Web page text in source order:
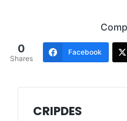
0
Shares
Facebook
CRIPDES